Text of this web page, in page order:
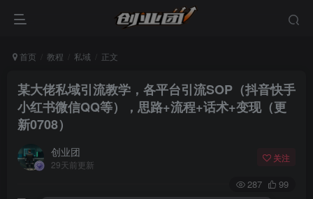
首页 教程 私域 正文
某大佬私域引流教学，各平台引流SOP（抖音快手
小红书微信QQ等），思路+流程+话术+变现（更
新0708）
创业团
29天前更新
关注
287 99